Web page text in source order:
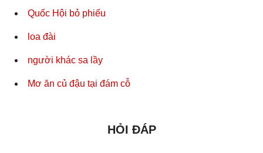
Quốc Hội bỏ phiếu
loa đài
người khác sa lầy
Mơ ăn củ đậu tại đám cỗ
HỎI ĐÁP